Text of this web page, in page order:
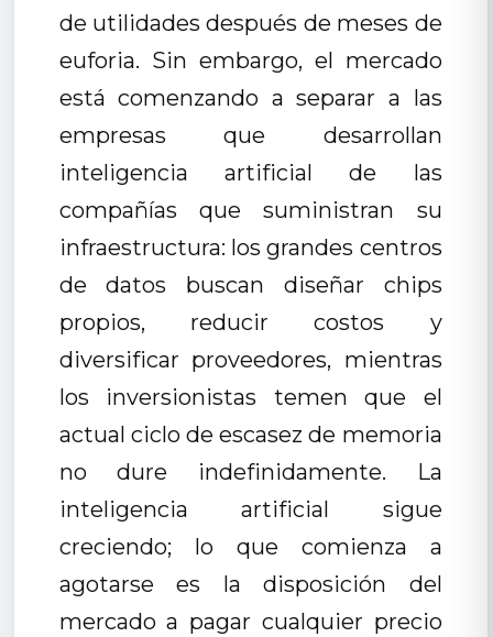
de utilidades después de meses de
euforia. Sin embargo, el mercado
está comenzando a separar a las
empresas que desarrollan
inteligencia artificial de las
compañías que suministran su
infraestructura: los grandes centros
de datos buscan diseñar chips
propios, reducir costos y
diversificar proveedores, mientras
los inversionistas temen que el
actual ciclo de escasez de memoria
no dure indefinidamente. La
inteligencia artificial sigue
creciendo; lo que comienza a
agotarse es la disposición del
mercado a pagar cualquier precio